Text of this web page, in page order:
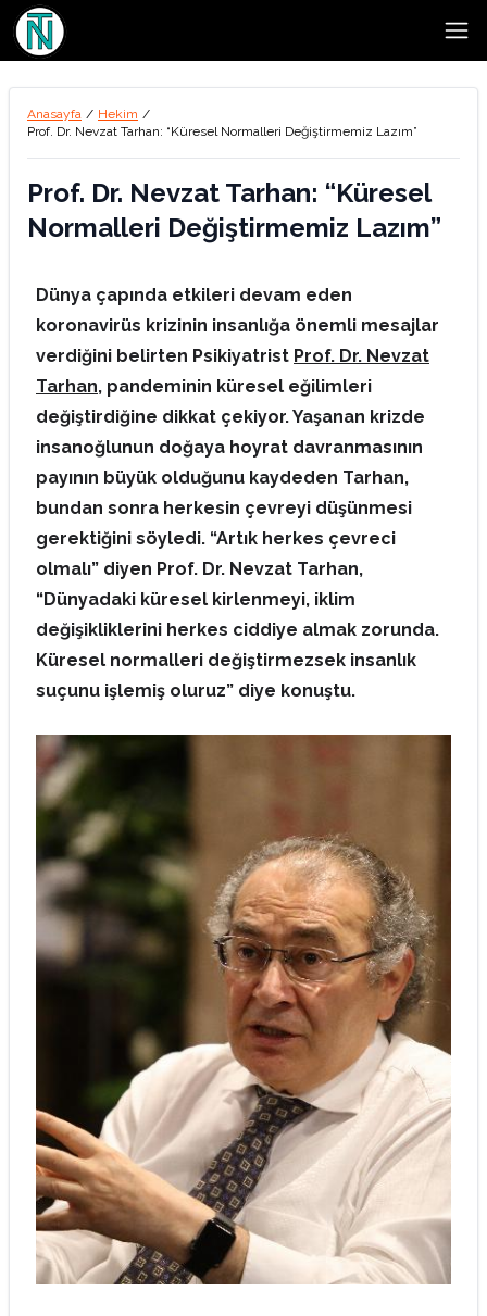
Anasayfa / Hekim /
Prof. Dr. Nevzat Tarhan: “Küresel Normalleri Değiştirmemiz Lazım”
Prof. Dr. Nevzat Tarhan: “Küresel
Normalleri Değiştirmemiz Lazım”
Dünya çapında etkileri devam eden
koronavirüs krizinin insanlığa önemli mesajlar
verdiğini belirten Psikiyatrist Prof. Dr. Nevzat
Tarhan, pandeminin küresel eğilimleri
değiştirdiğine dikkat çekiyor. Yaşanan krizde
insanoğlunun doğaya hoyrat davranmasının
payının büyük olduğunu kaydeden Tarhan,
bundan sonra herkesin çevreyi düşünmesi
gerektiğini söyledi. “Artık herkes çevreci
olmalı” diyen Prof. Dr. Nevzat Tarhan,
“Dünyadaki küresel kirlenmeyi, iklim
değişikliklerini herkes ciddiye almak zorunda.
Küresel normalleri değiştirmezsek insanlık
suçunu işlemiş oluruz” diye konuştu.